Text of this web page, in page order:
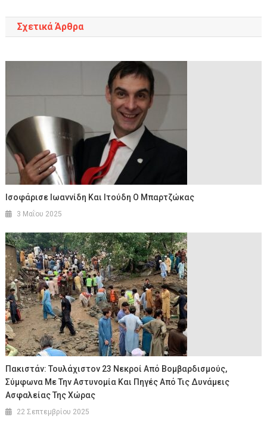
Σχετικά Άρθρα
Ισοφάρισε Ιωαννίδη Και Ιτούδη Ο Μπαρτζώκας
3 Μαΐου 2025
Πακιστάν: Τουλάχιστον 23 Νεκροί Από Βομβαρδισμούς,
Σύμφωνα Με Την Αστυνομία Και Πηγές Από Τις Δυνάμεις
Ασφαλείας Της Χώρας
22 Σεπτεμβρίου 2025